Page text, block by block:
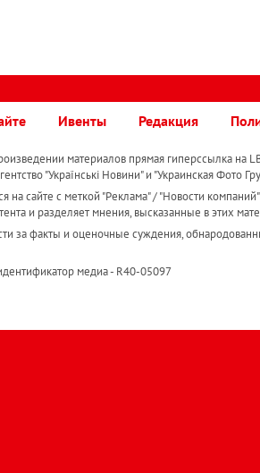
Ивенты Редакция
материалов прямая гиперссылка на
"Українськi Новини" и "Украинская Фото
на сайте с меткой "Реклама" / "Новости
и разделяет мнения, высказанные в этих
за факты и оценочные суждения,
медиа - R40-05097